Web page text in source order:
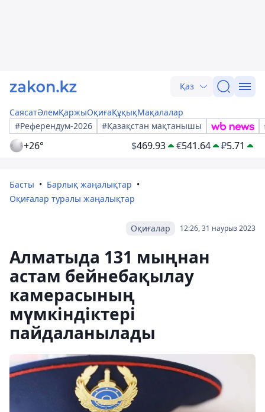
Қаз
СаясатӘлемҚаржыОқиғаҚұқықМақалалар
#Референдум-2026
#Қазақстан мақтанышы
+26° $469.93 €541.64 ₽5.71
Басты
Барлық жаңалықтар
Оқиғалар туралы жаңалықтар
12:26, 31 наурыз 2023
Оқиғалар
Алматыда 131 мыңнан
астам бейнебақылау
камерасының
мүмкіндіктері
пайдаланылады